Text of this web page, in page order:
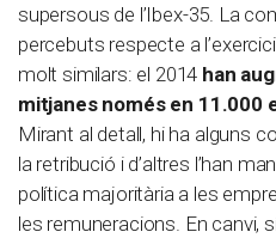
supersous de l’Ibex-35. La
percebuts respecte a
molt similars: el 2014 han
mitjanes només en 11.000
Mirant al detall, hi ha alguns
la retribució i d’altres l’han
política majoritària a les
les remuneracions. En canvi,